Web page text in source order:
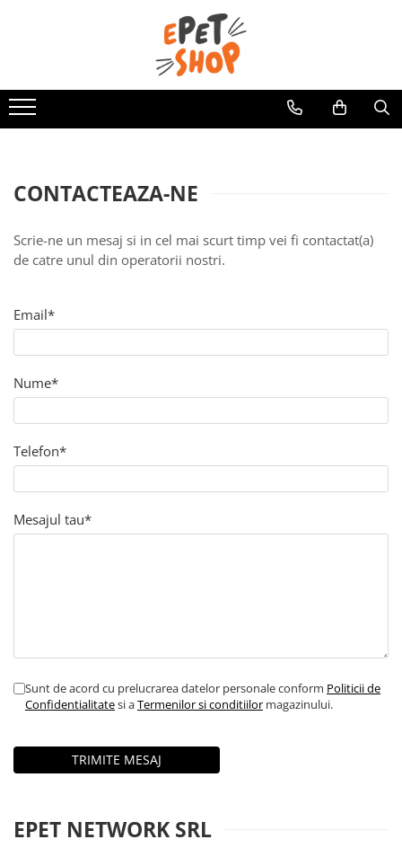
Hrana uscata
Hrana umeda
Jucarii caini
Castroane si boluri
Hrana uscata
Hrana umeda
Ansambluri de joaca, sisaluri
Castroane si boluri
CONTACTEAZA-NE
Scrie-ne un mesaj si in cel mai scurt timp vei fi contactat(a)
de catre unul din operatorii nostri.
Email*
Nume*
Telefon*
Mesajul tau*
Sunt de acord cu prelucrarea datelor personale conform Politicii de
Confidentialitatesi aTermenilor si conditiilor magazinului.
EPET NETWORK SRL